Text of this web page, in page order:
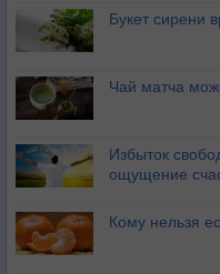
Букет сирени
Чай матча
Избыток
ощущение
Кому нельзя